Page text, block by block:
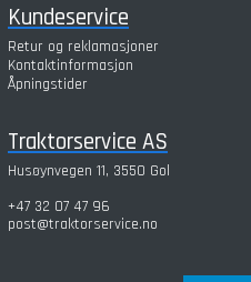
Kundeservice
Retur og reklamasjoner
Kontaktinformasjon
Åpningstider
Traktorservice AS
Husøynvegen 11, 3550 Gol
+47 32 07 47 96
post@traktorservice.no